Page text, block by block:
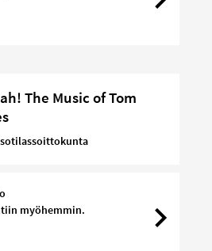
The Music of Tom
myöhemmin.